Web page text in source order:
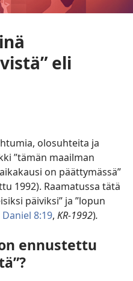
eli
olosuhteita ja
”tämän maailman
on päättymässä”
1992). Raamatussa tätä
päiviksi” ja ”lopun
Daniel 8:19, KR-1992).
ennustettu